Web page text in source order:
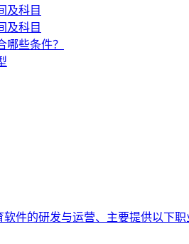
及科目
及科目
哪些条件？
件的研发与运营、主要提供以下